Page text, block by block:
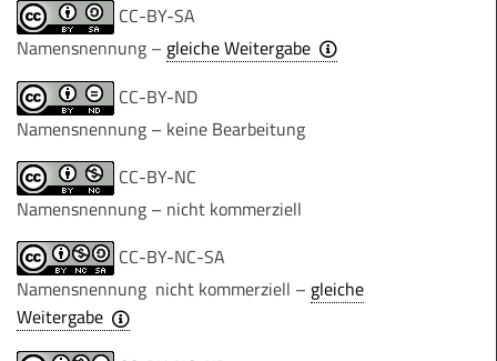
CC-BY-SA
Namensnennung – gleiche Weitergabe
CC-BY-ND
Namensnennung – keine Bearbeitung
CC-BY-NC
Namensnennung – nicht kommerziell
CC-BY-NC-SA
Namensnennung nicht kommerziell – gleiche
Weitergabe